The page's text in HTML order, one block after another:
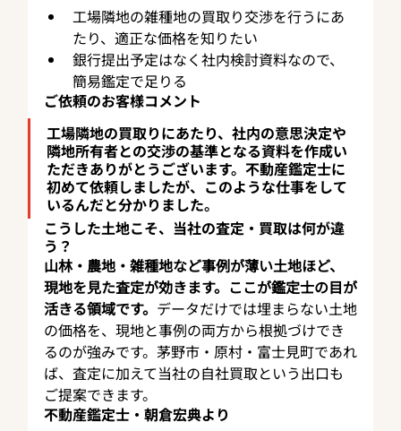
工場隣地の雑種地の買取り交渉を行うにあ
たり、適正な価格を知りたい
銀行提出予定はなく社内検討資料なので、
簡易鑑定で足りる
ご依頼のお客様コメント
工場隣地の買取りにあたり、社内の意思決定や
隣地所有者との交渉の基準となる資料を作成い
ただきありがとうございます。不動産鑑定士に
初めて依頼しましたが、このような仕事をして
いるんだと分かりました。
こうした土地こそ、当社の査定・買取は何が違
う？
山林・農地・雑種地など事例が薄い土地ほど、
現地を見た査定が効きます。ここが鑑定士の目が
活きる領域です。 データだけでは埋まらない土地
の価格を、現地と事例の両方から根拠づけでき
るのが強みです。茅野市・原村・富士見町であれ
ば、査定に加えて当社の自社買取という出口も
ご提案できます。
不動産鑑定士・朝倉宏典より